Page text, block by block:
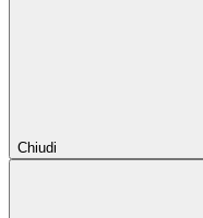
Chiudi